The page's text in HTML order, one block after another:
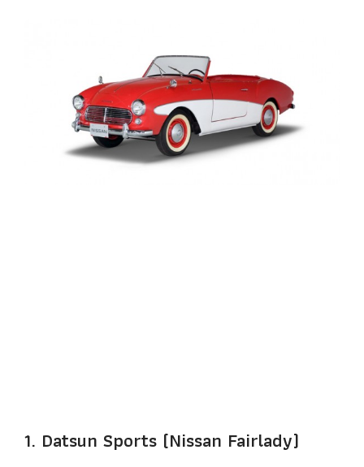
1. Datsun Sports (Nissan Fairlady)